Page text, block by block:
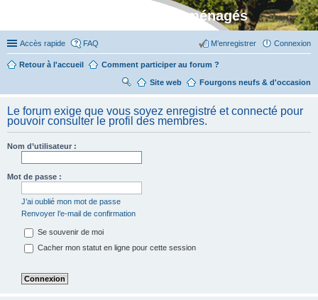
Stylevan - Vans aménagés
Accès rapide FAQ Connexion
M’enregistrer
Retour à l'accueil Comment participer au forum ?
Fourgons neufs & d'occasion
Site web
R
her
ch
er
Le forum exige que vous soyez enregistré et connecté pour
pouvoir consulter le profil des membres.
Nom d’utilisateur :
Mot de passe :
J’ai oublié mon mot de passe
Renvoyer l’e-mail de confirmation
Se souvenir de moi
Cacher mon statut en ligne pour cette session